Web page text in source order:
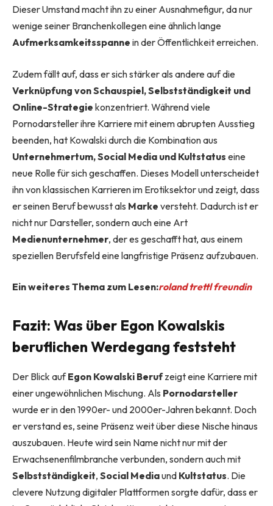
Dieser Umstand macht ihn zu einer Ausnahmefigur, da nur
wenige seiner Branchenkollegen eine ähnlich lange
Aufmerksamkeitsspanne in der Öffentlichkeit erreichen.
Zudem fällt auf, dass er sich stärker als andere auf die
Verknüpfung von Schauspiel, Selbstständigkeit und
Online-Strategie konzentriert. Während viele
Pornodarsteller ihre Karriere mit einem abrupten Ausstieg
beenden, hat Kowalski durch die Kombination aus
Unternehmertum, Social Media und Kultstatus eine
neue Rolle für sich geschaffen. Dieses Modell unterscheidet
ihn von klassischen Karrieren im Erotiksektor und zeigt, dass
er seinen Beruf bewusst als Marke versteht. Dadurch ist er
nicht nur Darsteller, sondern auch eine Art
Medienunternehmer, der es geschafft hat, aus einem
speziellen Berufsfeld eine langfristige Präsenz aufzubauen.
Ein weiteres Thema zum Lesen:roland trettl freundin
Fazit: Was über Egon Kowalskis
beruflichen Werdegang feststeht
Der Blick aufEgon Kowalski Berufzeigt eine Karriere mit
einer ungewöhnlichen Mischung. Als Pornodarsteller
wurde er in den 1990er- und 2000er-Jahren bekannt. Doch
er verstand es, seine Präsenz weit über diese Nische hinaus
auszubauen. Heute wird sein Name nicht nur mit der
Erwachsenenfilmbranche verbunden, sondern auch mit
Selbstständigkeit, Social Mediaund Kultstatus. Die
clevere Nutzung digitaler Plattformen sorgte dafür, dass er